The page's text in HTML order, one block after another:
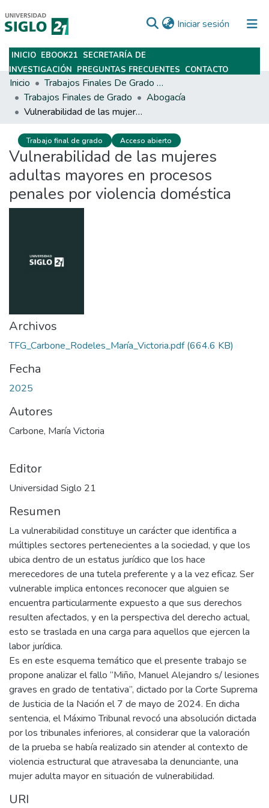
Iniciar sesión (current)
Subir
INICIO EBOOK21 SECRETARÍA DE
INVESTIGACIÓN PREGUNTAS FRECUENTES CONTACTO
Inicio
Trabajos Finales De Grado Y Posgrado
Trabajos Finales de Grado
Abogacía
Vulnerabilidad de las mujeres adultas mayores en procesos penales por violencia doméstica
Trabajo final de grado Acceso abierto
Vulnerabilidad de las mujeres
adultas mayores en procesos
penales por violencia doméstica
Archivos
TFG_Carbone_Rodeles_María_Victoria.pdf(664.6 KB)
Fecha
2025
Autores
Carbone, María Victoria
Editor
Universidad Siglo 21
Resumen
La vulnerabilidad constituye un carácter que identifica a
múltiples sectores pertenecientes a la sociedad, y que los
ubica dentro de un estatus jurídico que los hace
merecedores de una tutela preferente y a la vez eficaz. Ser
vulnerable implica entonces reconocer que alguien se
encuentra particularmente expuesto a que sus derechos
resulten afectados, y en la perspectiva del derecho actual,
esto se traslada en una carga para aquellos que ejercen la
labor jurídica.
Es en este esquema temático que el presente trabajo se
propone analizar el fallo “Miño, Manuel Alejandro s/ lesiones
graves en grado de tentativa”, dictado por la Corte Suprema
de Justicia de la Nación el 7 de mayo de 2024. En dicha
sentencia, el Máximo Tribunal revocó una absolución dictada
por los tribunales inferiores, al considerar que la valoración
de la prueba se había realizado sin atender al contexto de
violencia estructural que atravesaba la denunciante, una
mujer adulta mayor en situación de vulnerabilidad.
URI